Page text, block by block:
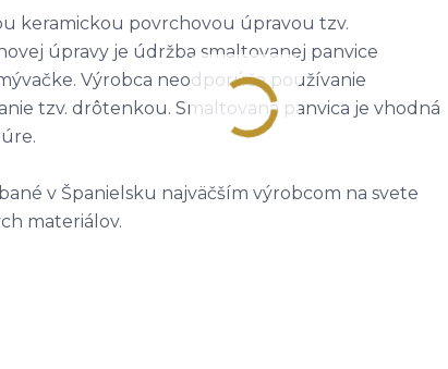
keramickou povrchovou úpravou tzv.
úpravy je údržba smaltovanej panvice
Výrobca neodporúča používanie
tzv. drôtenkou. Smaltovaná panvica je vhodná
v Španielsku najväčším výrobcom na svete
materiálov.